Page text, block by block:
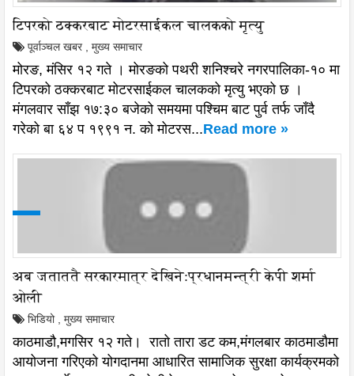
टिपरको ठक्करबाट मोटरसाईकल चालकको मृत्यु
पूर्वाञ्चल खबर मुख्य समाचार
मोरङ, मंसिर १२ गते । मोरङको पथरी शनिश्चरे नगरपालिका-१० मा
टिपरको ठक्करबाट मोटरसाईकल चालकको मृत्यु भएको छ ।
मंगलवार साँझ १७:३० बजेको समयमा पश्चिम बाट पुर्व तर्फ जाँदै
गरेको बा ६४ प १९९१ न. को मोटरस...Read more »
अब जताततै सरकारमात्र देखिने:प्रधानमन्त्री केपी शर्मा
ओली
भिडियो मुख्य समाचार
काठमाडौ,मगसिर १२ गते। रातो तारा डट कम,मंगलबार काठमाडौमा
आयोजना गरिएको योगदानमा आधारित सामाजिक सुरक्षा कार्यक्रमको